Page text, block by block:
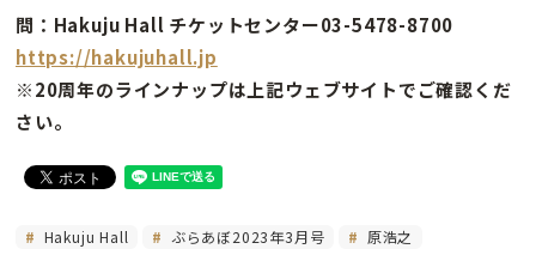
問：Hakuju Hall チケットセンター03-5478-8700
https://hakujuhall.jp
※20周年のラインナップは上記ウェブサイトでご確認くだ
さい。
Hakuju Hall ぶらあぼ2023年3月号 原浩之